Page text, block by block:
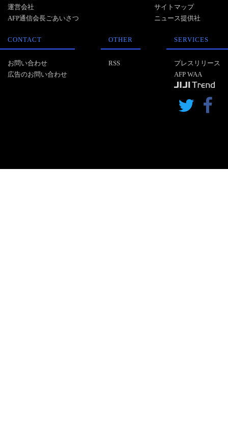
運営会社
AFP通信会長ごあいさつ
サイトマップ
ニュース提供社
CONTACT
お問い合わせ
広告のお問い合わせ
OTHER
RSS
SERVICES
プレスリリース
AFP WAA